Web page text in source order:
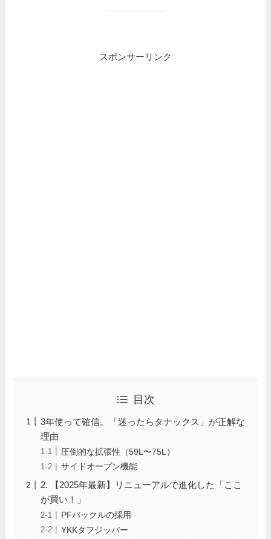
スポンサーリンク
目次
3年使って確信。「迷ったらタナックス」が正解な
理由
圧倒的な拡張性（59L〜75L）
サイドオープン機能
2. 【2025年最新】リニューアルで進化した「ここ
が買い！」
PFバックルの採用
YKKタフジッパー